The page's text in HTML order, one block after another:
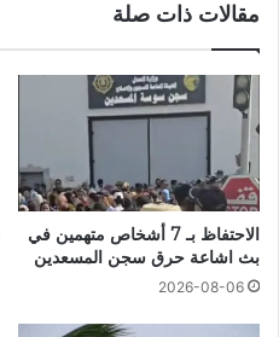
مقالات ذات صلة
الاحتفاظ بـ 7 أشخاص متهمين في
بث اشاعة حرق سجن المسعدين
2026-08-06